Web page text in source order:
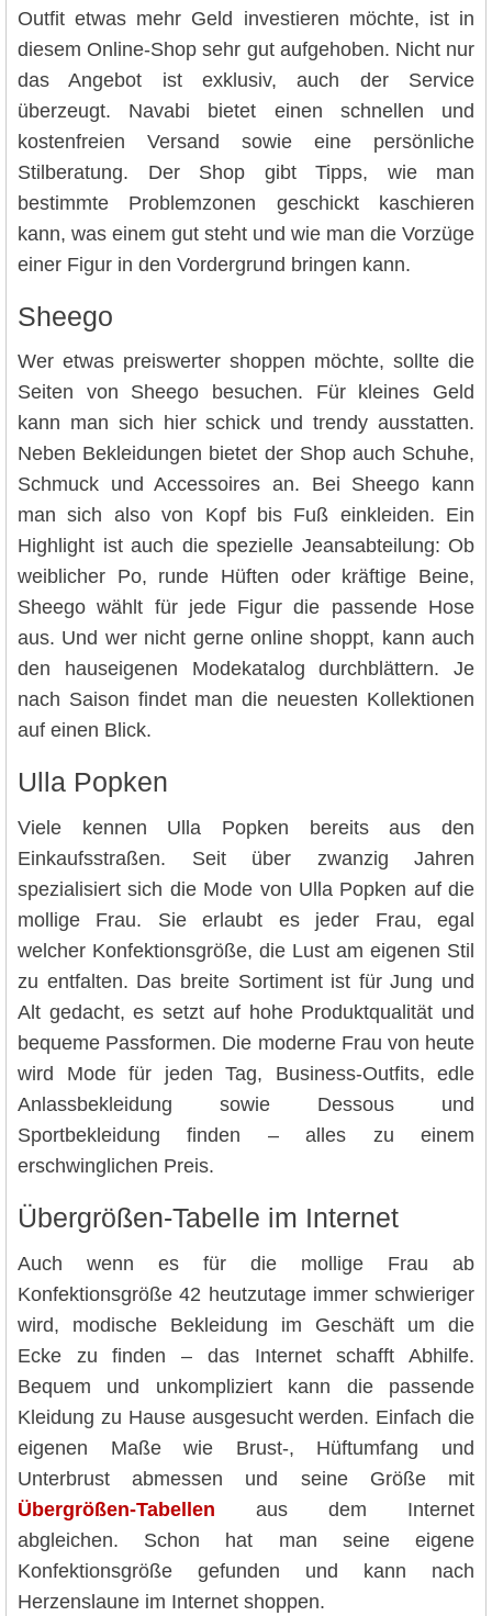
Outfit etwas mehr Geld investieren möchte, ist in
diesem Online-Shop sehr gut aufgehoben. Nicht nur
das Angebot ist exklusiv, auch der Service
überzeugt. Navabi bietet einen schnellen und
kostenfreien Versand sowie eine persönliche
Stilberatung. Der Shop gibt Tipps, wie man
bestimmte Problemzonen geschickt kaschieren
kann, was einem gut steht und wie man die Vorzüge
einer Figur in den Vordergrund bringen kann.
Sheego
Wer etwas preiswerter shoppen möchte, sollte die
Seiten von Sheego besuchen. Für kleines Geld
kann man sich hier schick und trendy ausstatten.
Neben Bekleidungen bietet der Shop auch Schuhe,
Schmuck und Accessoires an. Bei Sheego kann
man sich also von Kopf bis Fuß einkleiden. Ein
Highlight ist auch die spezielle Jeansabteilung: Ob
weiblicher Po, runde Hüften oder kräftige Beine,
Sheego wählt für jede Figur die passende Hose
aus. Und wer nicht gerne online shoppt, kann auch
den hauseigenen Modekatalog durchblättern. Je
nach Saison findet man die neuesten Kollektionen
auf einen Blick.
Ulla Popken
Viele kennen Ulla Popken bereits aus den
Einkaufsstraßen. Seit über zwanzig Jahren
spezialisiert sich die Mode von Ulla Popken auf die
mollige Frau. Sie erlaubt es jeder Frau, egal
welcher Konfektionsgröße, die Lust am eigenen Stil
zu entfalten. Das breite Sortiment ist für Jung und
Alt gedacht, es setzt auf hohe Produktqualität und
bequeme Passformen. Die moderne Frau von heute
wird Mode für jeden Tag, Business-Outfits, edle
Anlassbekleidung sowie Dessous und
Sportbekleidung finden – alles zu einem
erschwinglichen Preis.
Übergrößen-Tabelle im Internet
Auch wenn es für die mollige Frau ab
Konfektionsgröße 42 heutzutage immer schwieriger
wird, modische Bekleidung im Geschäft um die
Ecke zu finden – das Internet schafft Abhilfe.
Bequem und unkompliziert kann die passende
Kleidung zu Hause ausgesucht werden. Einfach die
eigenen Maße wie Brust-, Hüftumfang und
Unterbrust abmessen und seine Größe mit
Übergrößen-Tabellen aus dem Internet
abgleichen. Schon hat man seine eigene
Konfektionsgröße gefunden und kann nach
Herzenslaune im Internet shoppen.